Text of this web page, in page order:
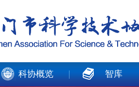
科协概览 智库